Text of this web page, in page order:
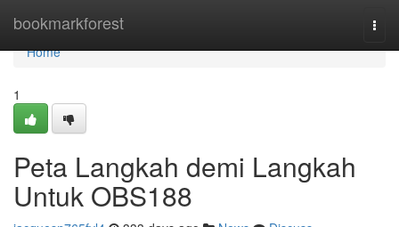
bookmarkforest
Home
Home
1
Peta Langkah demi Langkah
Untuk OBS188